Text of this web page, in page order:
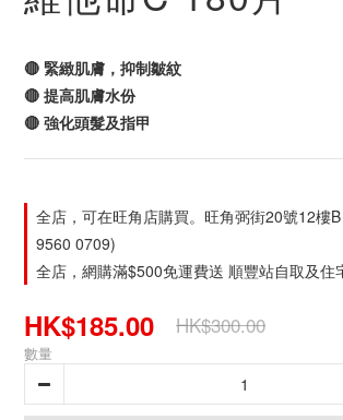
🔴 緊緻肌膚，抑制皺紋
🔴 提高肌膚水份
🔴 強化頭髮及指甲
全店，可在旺角店購買。旺角弼街20號12樓
9560 0709)
全店，網購滿$500免運費送 順豐站自取及住
HK$185.00 HK$300.00
數量